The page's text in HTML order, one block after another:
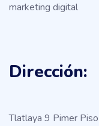
marketing digital
Dirección:
Tlatlaya 9 Pimer